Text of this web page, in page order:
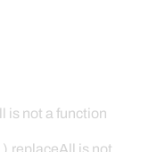
is not a function
is not